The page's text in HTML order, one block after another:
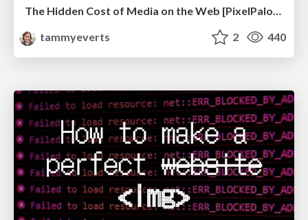
The Hidden Cost of Media on the Web [PixelPalooza 2025]
tammyeverts
2 440